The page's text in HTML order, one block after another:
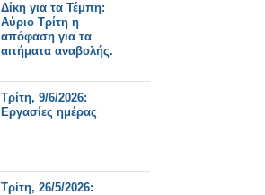
Δίκη για τα Τέμπη:
Αύριο Τρίτη η
απόφαση για τα
αιτήματα αναβολής.
Τρίτη, 9/6/2026:
Εργασίες ημέρας
Τρίτη, 26/5/2026: